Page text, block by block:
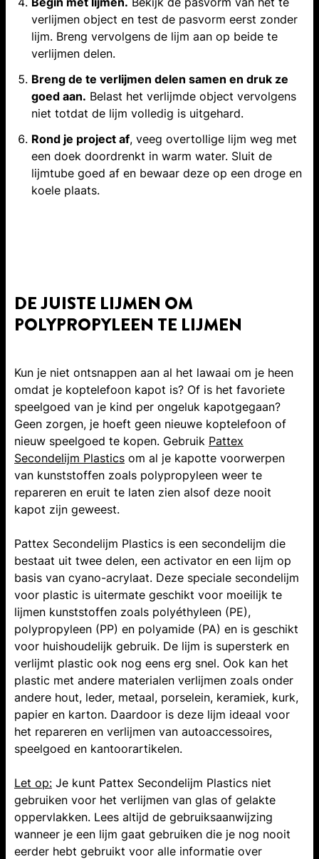
verlijmen object en test de pasvorm eerst zonder
lijm. Breng vervolgens de lijm aan op beide te
verlijmen delen.
Breng de te verlijmen delen samen en druk ze
goed aan. Belast het verlijmde object vervolgens
niet totdat de lijm volledig is uitgehard.
Rond je project af, veeg overtollige lijm weg met
een doek doordrenkt in warm water. Sluit de
lijmtube goed af en bewaar deze op een droge en
koele plaats.
DE JUISTE LIJMEN OM
POLYPROPYLEEN TE LIJMEN
Kun je niet ontsnappen aan al het lawaai om je heen
omdat je koptelefoon kapot is? Of is het favoriete
speelgoed van je kind per ongeluk kapotgegaan?
Geen zorgen, je hoeft geen nieuwe koptelefoon of
nieuw speelgoed te kopen. Gebruik Pattex
Secondelijm Plastics om al je kapotte voorwerpen
van kunststoffen zoals polypropyleen weer te
repareren en eruit te laten zien alsof deze nooit
kapot zijn geweest.
Pattex Secondelijm Plastics is een secondelijm die
bestaat uit twee delen, een activator en een lijm op
basis van cyano-acrylaat. Deze speciale secondelijm
voor plastic is uitermate geschikt voor moeilijk te
lijmen kunststoffen zoals polyéthyleen (PE),
polypropyleen (PP) en polyamide (PA) en is geschikt
voor huishoudelijk gebruik. De lijm is supersterk en
verlijmt plastic ook nog eens erg snel. Ook kan het
plastic met andere materialen verlijmen zoals onder
andere hout, leder, metaal, porselein, keramiek, kurk,
papier en karton. Daardoor is deze lijm ideaal voor
het repareren en verlijmen van autoaccessoires,
speelgoed en kantoorartikelen.
Let op: Je kunt Pattex Secondelijm Plastics niet
gebruiken voor het verlijmen van glas of gelakte
oppervlakken. Lees altijd de gebruiksaanwijzing
wanneer je een lijm gaat gebruiken die je nog nooit
eerder hebt gebruikt voor alle informatie over